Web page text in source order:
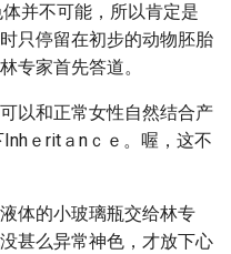
并不可能，所以肯定是
只停留在初步的动物胚胎
专家首先答道。
以和正常女性自然结合产
ｅritａnｃｅ。喔，这不
体的小玻璃瓶交给林专
甚么异常神色，才放下心